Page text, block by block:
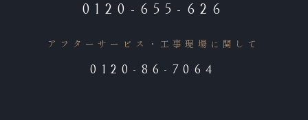
0120-655-626
アフターサービス・工事現場に関して
0120-86-7064